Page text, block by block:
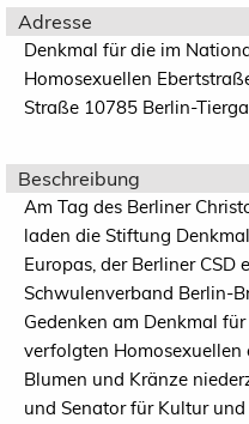
Adresse
Denkmal für die im
Homosexuellen
Straße 10785 Berlin-
Beschreibung
Am Tag des Berliner
laden die Stiftung
Europas, der Berliner CSD
Schwulenverband Berlin-
Gedenken am Denkmal
verfolgten Homosexuellen
Blumen und Kränze
und Senator für Kultur